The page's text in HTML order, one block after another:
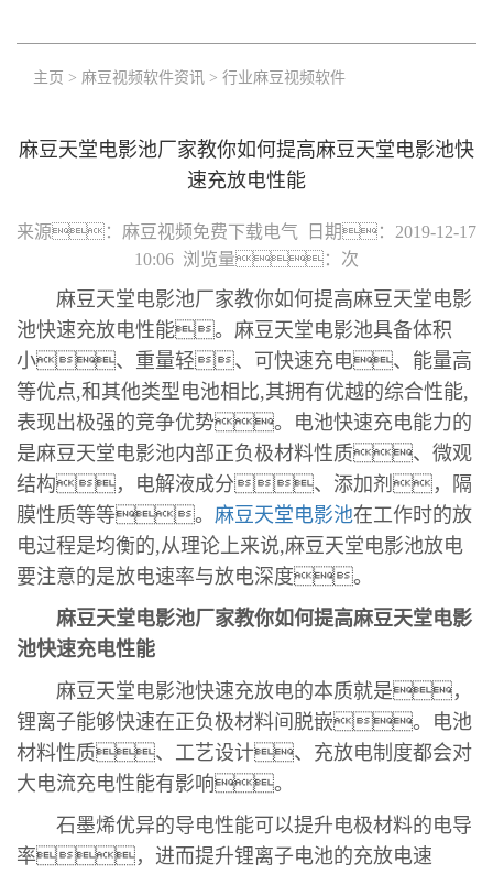
主页 > 麻豆视频软件资讯 > 行业麻豆视频软件
麻豆天堂电影池厂家教你如何提高麻豆天堂电影池快
速充放电性能
来源： 麻豆视频免费下载电气 日期： 2019-12-17
10:06 浏览量： 次
麻豆天堂电影池厂家教你如何提高麻豆天堂电影
池快速充放电性能。麻豆天堂电影池具备体积
小、重量轻、可快速充电、能量高
等优点,和其他类型电池相比,其拥有优越的综合性能,
表现出极强的竞争优势。电池快速充电能力的
是麻豆天堂电影池内部正负极材料性质、微观
结构，电解液成分、添加剂，隔
膜性质等等。 麻豆天堂电影池在工作时的放
电过程是均衡的,从理论上来说,麻豆天堂电影池放电
要注意的是放电速率与放电深度。
麻豆天堂电影池厂家教你如何提高麻豆天堂电影
池快速充电性能
麻豆天堂电影池快速充放电的本质就是，
锂离子能够快速在正负极材料间脱嵌。电池
材料性质、工艺设计、充放电制度都会对
大电流充电性能有影响。
石墨烯优异的导电性能可以提升电极材料的电导
率，进而提升锂离子电池的充放电速